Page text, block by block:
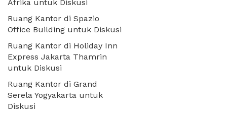
Afrika untuk Diskusi
Ruang Kantor di Spazio
Office Building untuk Diskusi
Ruang Kantor di Holiday Inn
Express Jakarta Thamrin
untuk Diskusi
Ruang Kantor di Grand
Serela Yogyakarta untuk
Diskusi